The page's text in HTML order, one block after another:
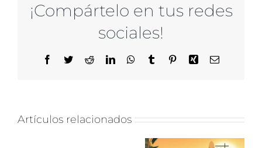
¡Compártelo en tus redes
sociales!
Facebook
TwitterRedditLinkedInWhatsApp
Tumblr PinterestXing Correo
Artículos relacionados